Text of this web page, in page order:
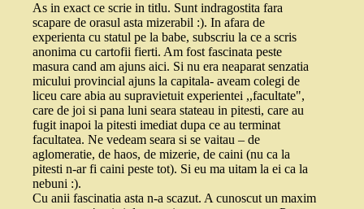
As in exact ce scrie in titlu. Sunt indragostita fara
scapare de orasul asta mizerabil :). In afara de
experienta cu statul pe la babe, subscriu la ce a scris
anonima cu cartofii fierti. Am fost fascinata peste
masura cand am ajuns aici. Si nu era neaparat senzatia
micului provincial ajuns la capitala- aveam colegi de
liceu care abia au supravietuit experientei ,,facultate",
care de joi si pana luni seara stateau in pitesti, care au
fugit inapoi la pitesti imediat dupa ce au terminat
facultatea. Ne vedeam seara si se vaitau – de
aglomeratie, de haos, de mizerie, de caini (nu ca la
pitesti n-ar fi caini peste tot). Si eu ma uitam la ei ca la
nebuni :).
Cu anii fascinatia asta n-a scazut. A cunoscut un maxim